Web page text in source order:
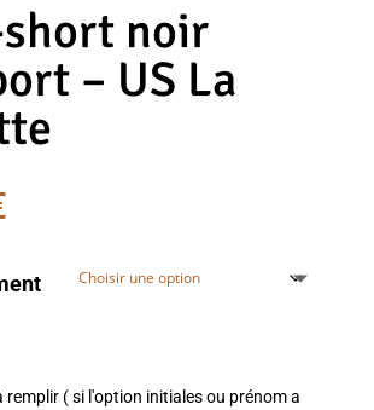
noir
– US La
remplir ( si l'option initiales ou prénom a